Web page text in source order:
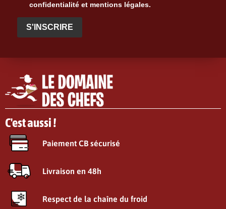
confidentialité et mentions légales.
S'INSCRIRE
C'est aussi !
Paiement CB sécurisé
Livraison en 48h
Respect de la chaîne du froid